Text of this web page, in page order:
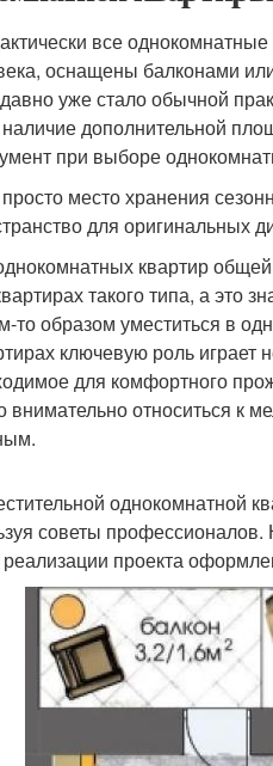
все
оснащены балконами
уже стало обычной
дополнительной
при выборе
место хранения
для оригинальных
квартир
такого типа, а это
то образом уместиться в
ключевую роль
для комфортного
внимательно относиться к
однокомнатной
советы
проекта